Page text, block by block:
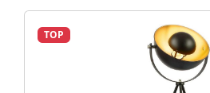
TOP